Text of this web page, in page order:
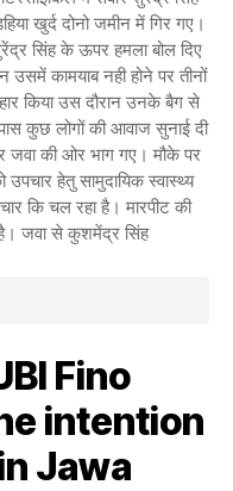
खुर्द दोनो जमीन में गिर गए।
सिंह के ऊपर हमला बोल दिए
कामयाब नही होने पर तीनों
किया उस दौरान उनके बैग से
कुछ लोगों की आवाज सुनाई दी
जवा की ओर भाग गए। मौके पर
हेतु सामुदायिक स्वास्थ्य
कि चल रहा है। मारपीट की
है। जवा से कुशमेंद्र सिंह
Fino
intention
Jawa